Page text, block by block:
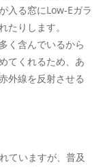
入る窓にLow-Eガラ
たりします。
く含んでいるから
てくれるため、あ
外線を反射させる
ていますが、普及